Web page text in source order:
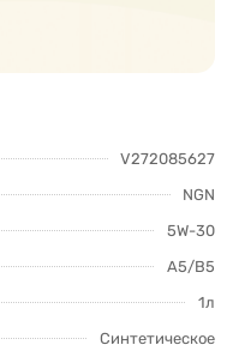
V272085627
NGN
5W-30
A5/B5
1л
Синтетическое